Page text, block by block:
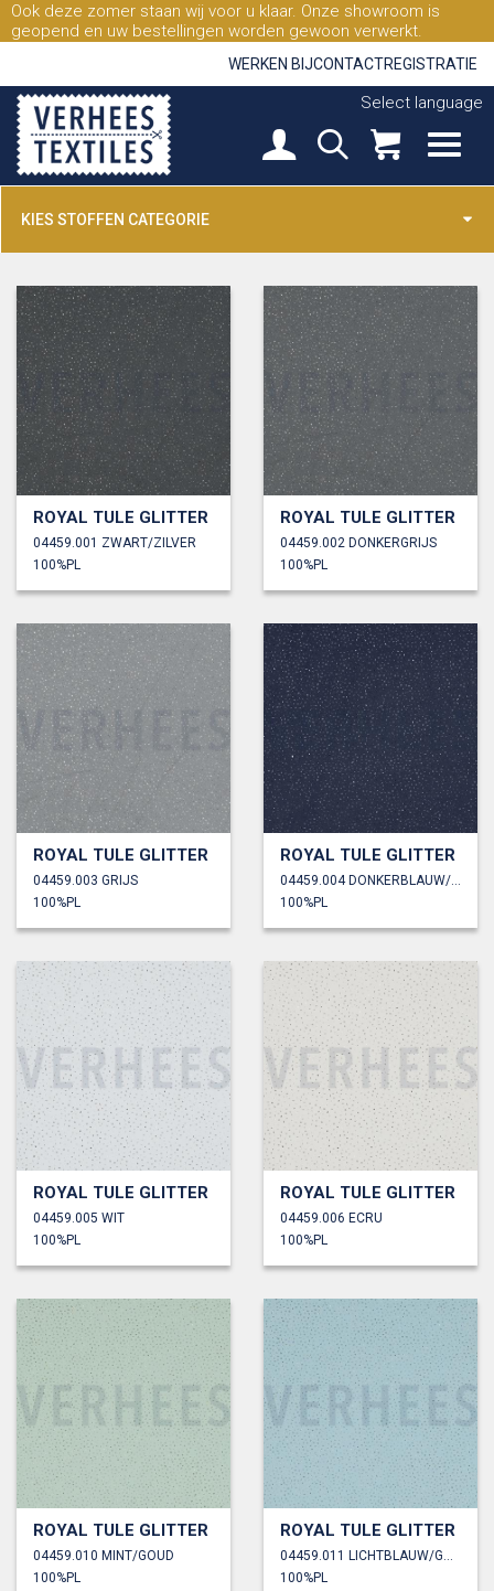
Ook deze zomer staan wij voor u klaar. Onze showroom is
geopend en uw bestellingen worden gewoon verwerkt.
WERKEN BIJCONTACTREGISTRATIE
Select language
KIES STOFFEN CATEGORIE
ROYAL TULE GLITTER
04459.001 ZWART/ZILVER
100%PL
ROYAL TULE GLITTER
04459.002 DONKERGRIJS
100%PL
ROYAL TULE GLITTER
04459.003 GRIJS
100%PL
ROYAL TULE GLITTER
100%PL
ROYAL TULE GLITTER
04459.005 WIT
100%PL
ROYAL TULE GLITTER
04459.006 ECRU
100%PL
ROYAL TULE GLITTER
04459.010 MINT/GOUD
100%PL
ROYAL TULE GLITTER
100%PL